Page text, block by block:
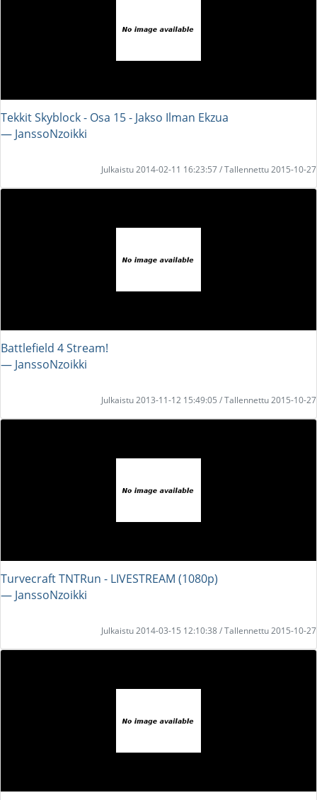
Tekkit Skyblock - Osa 15 - Jakso Ilman Ekzua
― JanssoNzoikki
Julkaistu 2014-02-11 16:23:57 / Tallennettu 2015-10-27
Battlefield 4 Stream!
― JanssoNzoikki
Julkaistu 2013-11-12 15:49:05 / Tallennettu 2015-10-27
Turvecraft TNTRun - LIVESTREAM (1080p)
― JanssoNzoikki
Julkaistu 2014-03-15 12:10:38 / Tallennettu 2015-10-27